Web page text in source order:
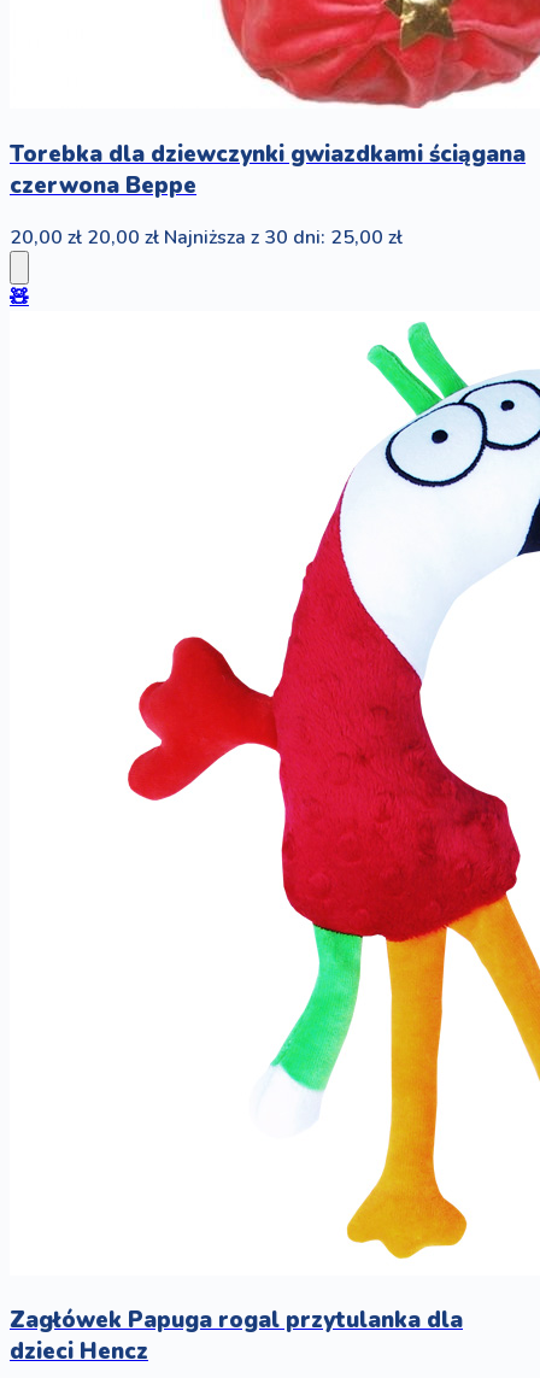
Torebka dla dziewczynki gwiazdkami ściągana
czerwona Beppe
20,00 zł 20,00 zł Najniższa z 30 dni: 25,00 zł
🧸
Zagłówek Papuga rogal przytulanka dla
dzieci Hencz